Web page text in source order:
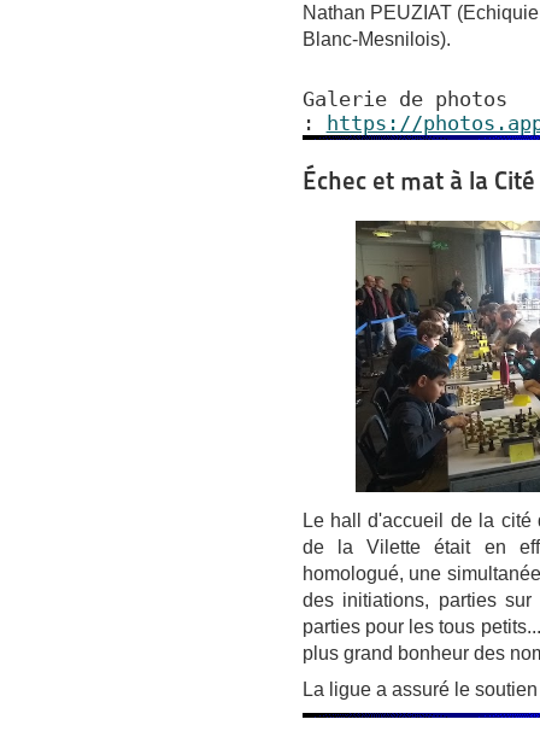
Nathan PEUZIAT
Blanc-Mesnilois).
Galerie de photos
: https://
Échec et mat à la
Le hall d'accueil de la
de la Vilette était en
homologué, une
des initiations, parties
parties pour les tous
plus grand bonheur des
La ligue a assuré le